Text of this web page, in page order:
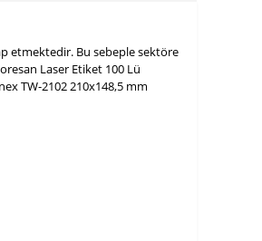
etmektedir. Bu sebeple sektöre
Laser Etiket 100 Lü
TW-2102 210x148,5 mm